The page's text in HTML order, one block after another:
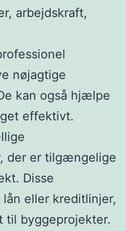
arbejdskraft,
nøjagtige
kan også hjælpe
effektivt.
der er tilgængelige
Disse
eller kreditlinjer,
til byggeprojekter.